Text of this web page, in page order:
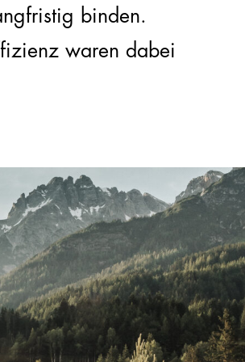
binden.
waren dabei